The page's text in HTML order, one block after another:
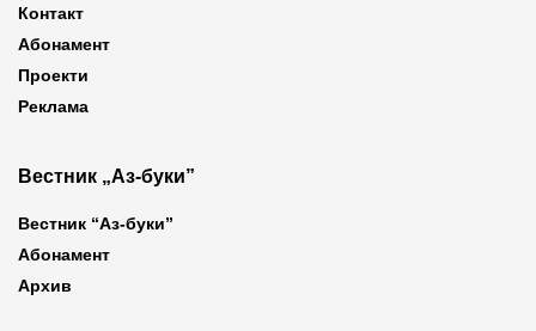
Контакт
Абонамент
Проекти
Реклама
Вестник „Аз-буки”
Вестник “Аз-буки”
Абонамент
Архив